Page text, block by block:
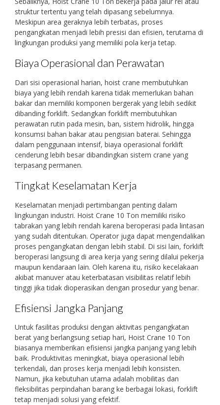
struktur tertentu yang telah dipasang sebelumnya.
Meskipun area geraknya lebih terbatas, proses
pengangkatan menjadi lebih presisi dan efisien, terutama di
lingkungan produksi yang memiliki pola kerja tetap.
Biaya Operasional dan Perawatan
Dari sisi operasional harian, hoist crane membutuhkan
biaya yang lebih rendah karena tidak memerlukan bahan
bakar dan memiliki komponen bergerak yang lebih sedikit
dibanding forklift. Sedangkan forklift membutuhkan
perawatan rutin pada mesin, ban, sistem hidrolik, hingga
konsumsi bahan bakar atau pengisian baterai. Sehingga
dalam penggunaan intensif, biaya operasional forklift
cenderung lebih besar dibandingkan sistem crane yang
terpasang permanen.
Tingkat Keselamatan Kerja
Keselamatan menjadi pertimbangan penting dalam
lingkungan industri. Hoist Crane 10 Ton memiliki risiko
tabrakan yang lebih rendah karena beroperasi pada lintasan
yang sudah ditentukan. Operator juga dapat mengendalikan
proses pengangkatan dengan lebih stabil. Di sisi lain, forklift
beroperasi langsung di area kerja yang sering dilalui pekerja
maupun kendaraan lain. Oleh karena itu, risiko kecelakaan
akibat manuver atau keterbatasan visibilitas relatif lebih
tinggi jika tidak dioperasikan dengan prosedur yang benar.
Efisiensi Jangka Panjang
Untuk fasilitas produksi dengan aktivitas pengangkatan
berat yang berlangsung setiap hari, Hoist Crane 10 Ton
biasanya memberikan efisiensi jangka panjang yang lebih
baik. Produktivitas meningkat, biaya operasional lebih
terkendali, dan proses kerja menjadi lebih konsisten.
Namun, jika kebutuhan utama adalah mobilitas dan
fleksibilitas perpindahan barang ke berbagai lokasi, forklift
tetap menjadi solusi yang efektif.